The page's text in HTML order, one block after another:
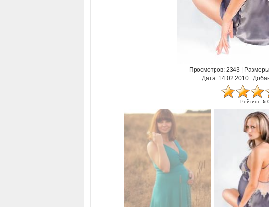
Просмотров: 2343 | Размеры
Дата: 14.02.2010 |
Рейтинг: